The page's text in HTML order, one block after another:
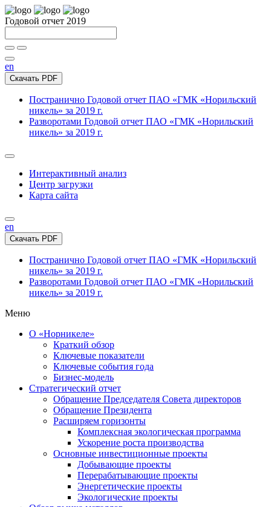
Годовой отчет 2019
en
Скачать PDF
Постранично Годовой отчет ПАО «ГМК «Норильский
никель» за 2019 г.
Разворотами Годовой отчет ПАО «ГМК «Норильский
никель» за 2019 г.
Интерактивный анализ
Центр загрузки
Карта сайта
en
Скачать PDF
Постранично Годовой отчет ПАО «ГМК «Норильский
никель» за 2019 г.
Разворотами Годовой отчет ПАО «ГМК «Норильский
никель» за 2019 г.
Меню
О «Норникеле»
Краткий обзор
Ключевые показатели
Ключевые события года
Бизнес-модель
Стратегический отчет
Обращение Председателя Совета директоров
Обращение Президента
Расширяем горизонты
Комплексная экологическая программа
Ускорение роста производства
Основные инвестиционные проекты
Добывающие проекты
Перерабатывающие проекты
Энергетические проекты
Экологические проекты